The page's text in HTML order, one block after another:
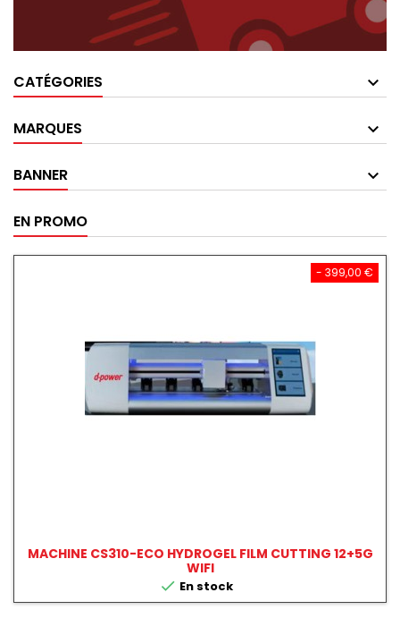
CATÉGORIES
MARQUES
BANNER
EN PROMO
- 399,00 €
MACHINE CS310-ECO HYDROGEL FILM CUTTING 12+5G
WIFI
 En stock